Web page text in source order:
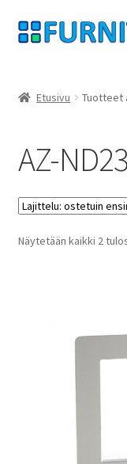
Siirry
navigointiin
Siirry
sisältöön
yksityisyyttä
peruuttamisoikeus
Ottaa yhteyttä
Etusivu Tuotteet
AZ-
Näytetään kaikki 2